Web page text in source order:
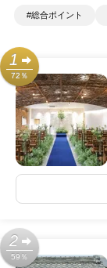
#総合ポイント
1
72％
2
59％